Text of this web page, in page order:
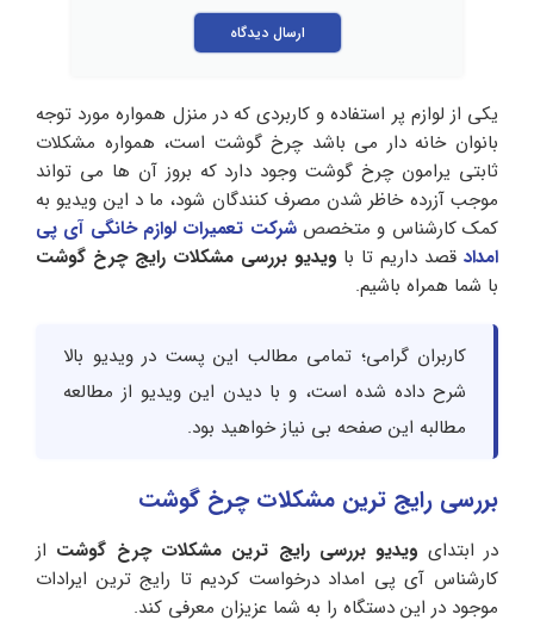
ارسال دیدگاه
یکی از لوازم پر استفاده و کاربردی که در منزل همواره مورد توجه
بانوان خانه دار می باشد چرخ گوشت است، همواره مشکلات
ثابتی یرامون چرخ گوشت وجود دارد که بروز آن ها می تواند
موجب آزرده خاظر شدن مصرف کنندگان شود، ما د این ویدیو به
کمک کارشناس و متخصصشرکت تعمیرات لوازم خانگی آی پی
امداد قصد داریم تا با ویدیو بررسی مشکلات رایج چرخ گوشت
با شما همراه باشیم.
کاربران گرامی؛ تمامی مطالب این پست در ویدیو بالا
شرح داده شده است، و با دیدن این ویدیو از مطالعه
مطالبه این صفحه بی نیاز خواهید بود.
بررسی رایج ترین مشکلات چرخ گوشت
در ابتدای ویدیو بررسی رایج ترین مشکلات چرخ گوشت از
کارشناس آی پی امداد درخواست کردیم تا رایج ترین ایرادات
موجود در این دستگاه را به شما عزیزان معرفی کند.